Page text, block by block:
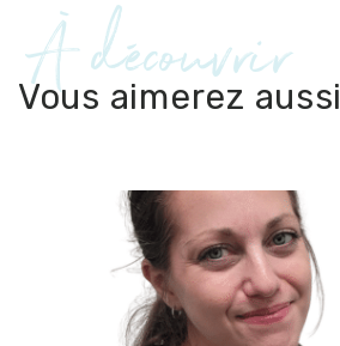
À découvrir
Vous aimerez aussi